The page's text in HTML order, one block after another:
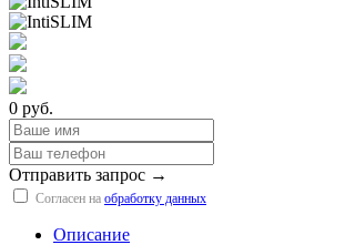
0 руб.
Отправить запрос →
Согласен на обработку данных
Описание